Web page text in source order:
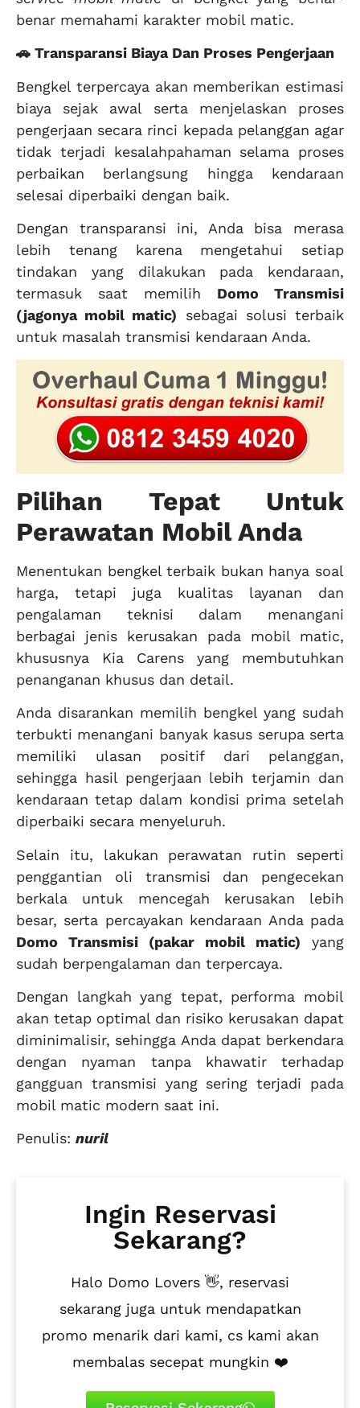
benar memahami karakter mobil matic.
🚗 Transparansi Biaya Dan Proses Pengerjaan
Bengkel terpercaya akan memberikan estimasi
biaya sejak awal serta menjelaskan proses
pengerjaan secara rinci kepada pelanggan agar
tidak terjadi kesalahpahaman selama proses
perbaikan berlangsung hingga kendaraan
selesai diperbaiki dengan baik.
Dengan transparansi ini, Anda bisa merasa
lebih tenang karena mengetahui setiap
tindakan yang dilakukan pada kendaraan,
termasuk saat memilih Domo Transmisi
(jagonya mobil matic) sebagai solusi terbaik
untuk masalah transmisi kendaraan Anda.
Pilihan Tepat Untuk
Perawatan Mobil Anda
Menentukan bengkel terbaik bukan hanya soal
harga, tetapi juga kualitas layanan dan
pengalaman teknisi dalam menangani
berbagai jenis kerusakan pada mobil matic,
khususnya Kia Carens yang membutuhkan
penanganan khusus dan detail.
Anda disarankan memilih bengkel yang sudah
terbukti menangani banyak kasus serupa serta
memiliki ulasan positif dari pelanggan,
sehingga hasil pengerjaan lebih terjamin dan
kendaraan tetap dalam kondisi prima setelah
diperbaiki secara menyeluruh.
Selain itu, lakukan perawatan rutin seperti
penggantian oli transmisi dan pengecekan
berkala untuk mencegah kerusakan lebih
besar, serta percayakan kendaraan Anda pada
Domo Transmisi (pakar mobil matic) yang
sudah berpengalaman dan terpercaya.
Dengan langkah yang tepat, performa mobil
akan tetap optimal dan risiko kerusakan dapat
diminimalisir, sehingga Anda dapat berkendara
dengan nyaman tanpa khawatir terhadap
gangguan transmisi yang sering terjadi pada
mobil matic modern saat ini.
Penulis: nuril
Ingin Reservasi
Sekarang?
Halo Domo Lovers 👋, reservasi
sekarang juga untuk mendapatkan
promo menarik dari kami, cs kami akan
membalas secepat mungkin ❤️